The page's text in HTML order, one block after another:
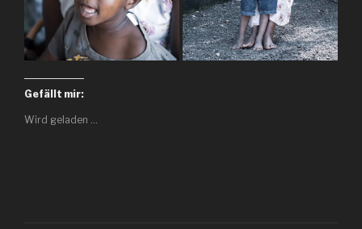
Gefällt mir:
Wird geladen …